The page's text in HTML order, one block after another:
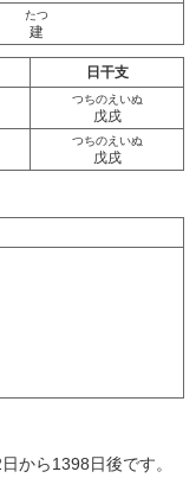
たつ
建
日干支
つちのえいぬ
戊戌
つちのえいぬ
戊戌
から1398日後です。